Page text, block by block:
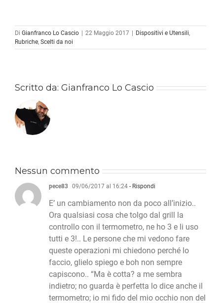
Di Gianfranco Lo Cascio | 22 Maggio 2017 | Dispositivi e Utensili,
Rubriche, Scelti da noi
Scritto da: Gianfranco Lo Cascio
Nessun commento
pece83 09/06/2017 al 16:24 - Rispondi
E’ un cambiamento non da poco all’inizio..
Ora qualsiasi cosa che tolgo dal grill la
controllo con il termometro, ne ho 3 e li uso
tutti e 3!.. Le persone che mi vedono fare
queste operazioni mi chiedono perché lo
faccio, glielo spiego e boh non sempre
capiscono.. “Ma è cotta? a me sembra
indietro; no guarda è perfetta lo dice anche il
termometro; io mi fido del mio occhio non del